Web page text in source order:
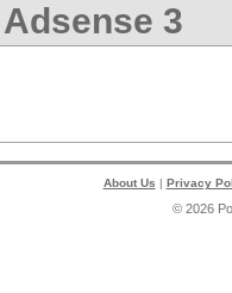
Adsense 3
About Us | Privacy
© 2026